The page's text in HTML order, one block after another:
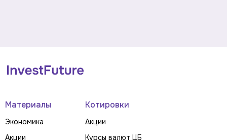
Материалы
Экономика
Акции
Котировки
Акции
Курсы валют ЦБ